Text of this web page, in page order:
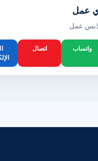
عمل
عمل
واتساب اتصال